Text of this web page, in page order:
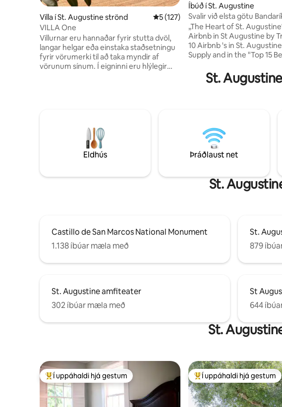
Villa í St. Augustine strönd 5 af 5 í meðaleinkunn, 127 umsagnir
5 (127)
VILLA One
Villurnar eru hannaðar fyrir stutta dvöl,
langar helgar eða einstaka staðsetningu
fyrir vörumerki til að taka myndir af
vörunum sínum. Í eigninni eru hlýlegir
hitabeltislandslagi, setustofu, borðstofu
og útisturtu. Ein af fjórum villum í St.
Augustine Beach. Ekki gæludýravæn.
@staugustinebeachvillas
Íbúð í St. Augustine
Svalir við elsta götu
George St)
„The Heart of St.
Airbnb in St Augustine by
10 Airbnb 's in St.
Supply and in the "Top 15
sóðalegur matur,
og þys fólksins sem
í nokkurra skrefa fjarlægð. Þessi íbúð er í
miðju alls. NYE er 3 nátta
St.
Eldhús Þráðlaust net
St.
Castillo de San Marcos National Monument
1.138 íbúar mæla með
St.
879
St. Augustine amfiteater
302 íbúar mæla með
St
644
St.
Í mestu uppáhaldi hjá gestum
Í uppáhaldi hjá gestum Í mestu uppáhaldi hjá
Í uppáhaldi hjá gestum